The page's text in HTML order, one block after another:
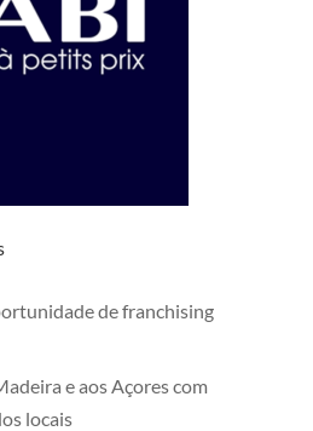
de franchising
e aos Açores com
locais